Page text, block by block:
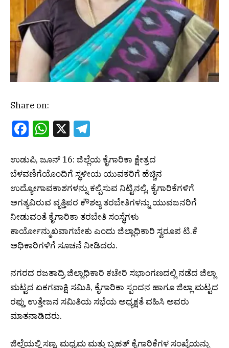
Share on:
Facebook
WhatsApp
X
ಉಡುಪಿ, ಜೂನ್ 16: ಜಿಲ್ಲೆಯ ಕೈಗಾರಿಕಾ ಕ್ಷೇತ್ರದ
ಬೆಳವಣಿಗೆಯೊಂದಿಗೆ ಸ್ಥಳೀಯ ಯುವಕರಿಗೆ ಹೆಚ್ಚಿನ
ಉದ್ಯೋಗಾವಕಾಶಗಳನ್ನು ಕಲ್ಪಿಸುವ ನಿಟ್ಟಿನಲ್ಲಿ, ಕೈಗಾರಿಕೆಗಳಿಗೆ
ಅಗತ್ಯವಿರುವ ವೃತ್ತಿಪರ ಕೌಶಲ್ಯ ತರಬೇತಿಗಳನ್ನು ಯುವಜನರಿಗೆ
ನೀಡುವಂತೆ ಕೈಗಾರಿಕಾ ತರಬೇತಿ ಸಂಸ್ಥೆಗಳು
ಕಾರ್ಯೋನ್ಮುಖವಾಗಬೇಕು ಎಂದು ಜಿಲ್ಲಾಧಿಕಾರಿ ಸ್ವರೂಪ ಟಿ.ಕೆ
ಅಧಿಕಾರಿಗಳಿಗೆ ಸೂಚನೆ ನೀಡಿದರು.
ನಗರದ ರಜತಾದ್ರಿ ಜಿಲ್ಲಾಧಿಕಾರಿ ಕಚೇರಿ ಸಭಾಂಗಣದಲ್ಲಿ ನಡೆದ ಜಿಲ್ಲಾ
ಮಟ್ಟದ ಏಕಗವಾಕ್ಷಿ ಸಮಿತಿ, ಕೈಗಾರಿಕಾ ಸ್ಪಂದನ ಹಾಗೂ ಜಿಲ್ಲಾ ಮಟ್ಟದ
ರಫ್ತು ಉತ್ತೇಜನ ಸಮಿತಿಯ ಸಭೆಯ ಅಧ್ಯಕ್ಷತೆ ವಹಿಸಿ ಅವರು
ಮಾತನಾಡಿದರು.
ಜಿಲ್ಲೆಯಲ್ಲಿ ಸಣ್ಣ, ಮಧ್ಯಮ ಮತ್ತು ಬೃಹತ್ ಕೈಗಾರಿಕೆಗಳ ಸಂಖ್ಯೆಯನ್ನು